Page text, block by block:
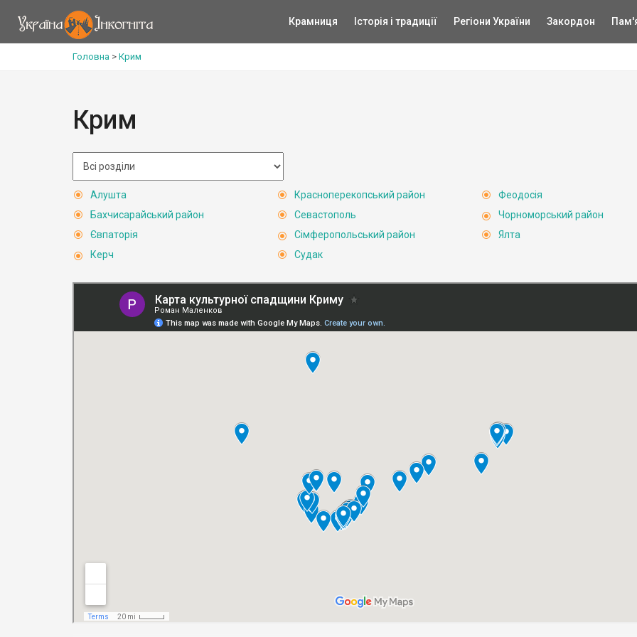
Крамниця Історія і традиції Регіони України Закордон
Головна > Крим
Крим
Алушта
Бахчисарайський район
Євпаторія
Керч
Красноперекопський район
Севастополь
Сімферопольський район
Судак
Феодосія
Чорноморський район
Ялта